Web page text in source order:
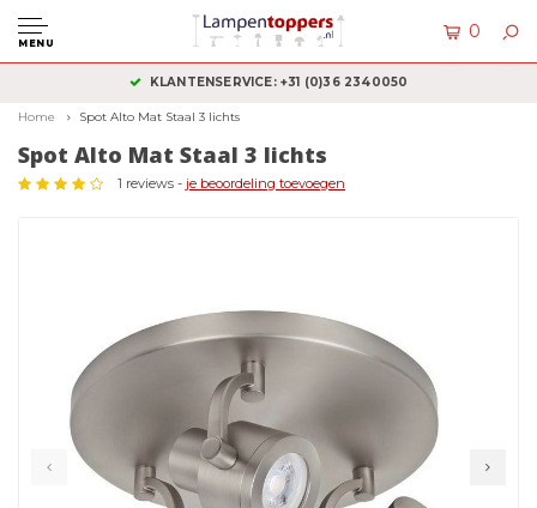
MENU
0
KLANTENSERVICE: +31 (0)36 2340050
Home Spot Alto Mat Staal 3 lichts
Spot Alto Mat Staal 3 lichts
1 reviews - je beoordeling toevoegen